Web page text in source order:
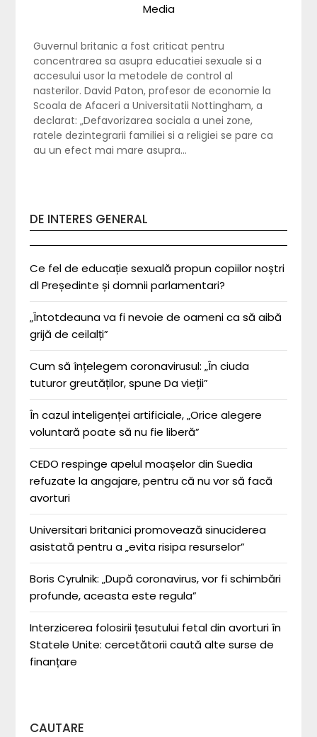
Media
Guvernul britanic a fost criticat pentru
concentrarea sa asupra educatiei sexuale si a
accesului usor la metodele de control al
nasterilor. David Paton, profesor de economie la
Scoala de Afaceri a Universitatii Nottingham, a
declarat: „Defavorizarea sociala a unei zone,
ratele dezintegrarii familiei si a religiei se pare ca
au un efect mai mare asupra…
DE INTERES GENERAL
Ce fel de educație sexuală propun copiilor noștri
dl Președinte și domnii parlamentari?
„Întotdeauna va fi nevoie de oameni ca să aibă
grijă de ceilalți”
Cum să înțelegem coronavirusul: „În ciuda
tuturor greutăților, spune Da vieții”
În cazul inteligenței artificiale, „Orice alegere
voluntară poate să nu fie liberă”
CEDO respinge apelul moașelor din Suedia
refuzate la angajare, pentru că nu vor să facă
avorturi
Universitari britanici promovează sinuciderea
asistată pentru a „evita risipa resurselor”
Boris Cyrulnik: „După coronavirus, vor fi schimbări
profunde, aceasta este regula”
Interzicerea folosirii țesutului fetal din avorturi în
Statele Unite: cercetătorii caută alte surse de
finanțare
CAUTARE